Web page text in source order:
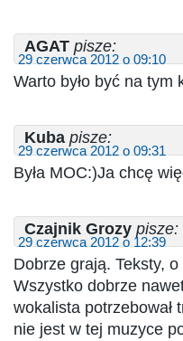
AGAT pisze:
29 czerwca 2012 o 09:10
Warto było być na
Kuba pisze:
29 czerwca 2012 o 09:31
Była MOC:)Ja chcę
Czajnik Grozy pisze:
29 czerwca 2012 o 12:39
Dobrze grają. Teksty,
Wszystko dobrze
wokalista potrzebował
nie jest w tej muzyce